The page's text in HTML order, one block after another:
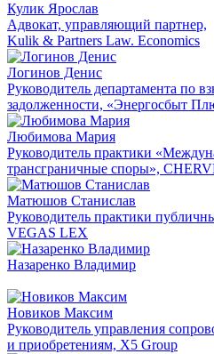
Кулик Ярослав
Адвокат, управляющий партнер,
Kulik & Partners Law. Economics
Логинов Денис
Руководитель департамента по
задолженности, «Энергосбыт
Любимова Мария
Руководитель практики
трансграничные споры»,
Матюшов Станислав
Руководитель практики
VEGAS LEX
Назаренко Владимир
Новиков Максим
Руководитель управления
и приобретениям, X5 Group